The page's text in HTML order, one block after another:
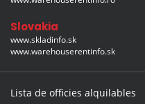
Slovakia
www.skladinfo.sk
www.warehouserentinfo.sk
Lista de officies alquilables